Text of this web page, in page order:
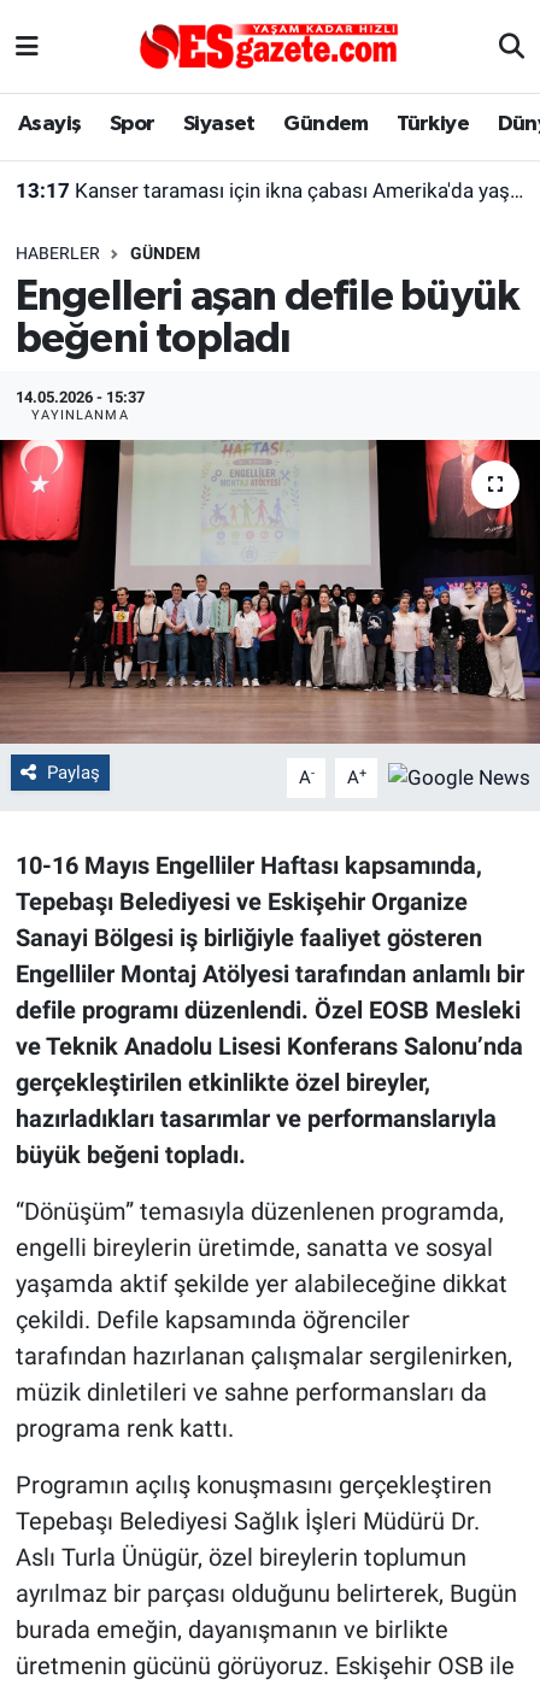
Asayiş Spor Siyaset Gündem Türkiye
13:17 Kanser taraması için ikna çabası Amerika'da yaşayan kadını şaşırttı
HABERLER GÜNDEM
Engelleri aşan defile büyük
beğeni topladı
14.05.2026 - 15:37
YAYINLANMA
Paylaş A- A+
10-16 Mayıs Engelliler Haftası kapsamında,
Tepebaşı Belediyesi ve Eskişehir Organize
Sanayi Bölgesi iş birliğiyle faaliyet gösteren
Engelliler Montaj Atölyesi tarafından anlamlı bir
defile programı düzenlendi. Özel EOSB Mesleki
ve Teknik Anadolu Lisesi Konferans Salonu’nda
gerçekleştirilen etkinlikte özel bireyler,
hazırladıkları tasarımlar ve performanslarıyla
büyük beğeni topladı.
“Dönüşüm” temasıyla düzenlenen programda,
engelli bireylerin üretimde, sanatta ve sosyal
yaşamda aktif şekilde yer alabileceğine dikkat
çekildi. Defile kapsamında öğrenciler
tarafından hazırlanan çalışmalar sergilenirken,
müzik dinletileri ve sahne performansları da
programa renk kattı.
Programın açılış konuşmasını gerçekleştiren
Tepebaşı Belediyesi Sağlık İşleri Müdürü Dr.
Aslı Turla Ünügür, özel bireylerin toplumun
ayrılmaz bir parçası olduğunu belirterek, Bugün
burada emeğin, dayanışmanın ve birlikte
üretmenin gücünü görüyoruz. Eskişehir OSB ile
Asayiş
Gündem
Türkiye
Dünya
Sağlık
Alış-Veriş/İş dünyası
Yaşam
Eskişehirspor Arşivi
Eskişehir Arşivi
Röportaj
Ekonomi
Kültür Sanat
Politika
Bilecik
Kütahya
Gezi
Çevre
Yerel
Magazin
Bilim ve Teknoloji
Eskişehir Nöbetçi Eczaneler
Süper Lig Puan Durumu ve Fikstür
Tüm Manşetler
Son Dakika Haberleri
Haber Arşivi